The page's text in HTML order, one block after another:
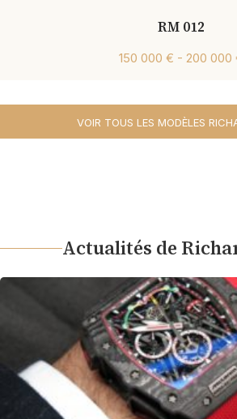
RM 012
150 000 € - 200 000
VOIR TOUS LES MODÈLES
Actualités de